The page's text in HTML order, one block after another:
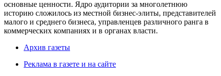
основные ценности. Ядро аудитории за многолетнюю
историю сложилось из местной бизнес-элиты, представителей
малого и среднего бизнеса, управленцев различного ранга в
коммерческих компаниях и в органах власти.
Архив газеты
Реклама в газете и на сайте